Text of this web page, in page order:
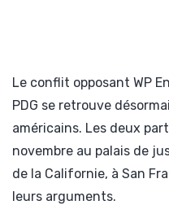
Le conflit opposant WP
PDG se retrouve
américains. Les deux
novembre au palais de
de la Californie, à San
leurs arguments.